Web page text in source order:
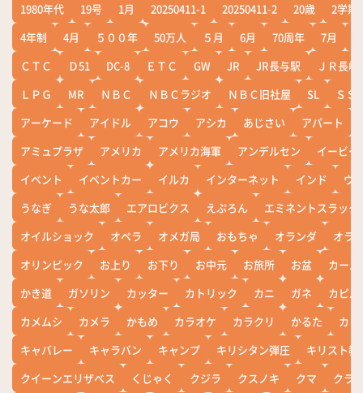
1980年代
19号 1月 20250411-1 20250411-2 20歳
2学期
4年制
4月 ５００年 50万人 ５月 6月 70周年 7月
ＣＴＣ
Ｄ51 DC-8 ＥＴＣ GW JR JR長与駅
ＪＲ長崎
ＬＰＧ
MR ＮＢＣ ＮＢＣラジオ ＮＢＣ旧社屋 SL
ＳＳ
アーケード
アイドル アコウ アシカ あじさい アパート
アミュプラザ
アメリカ アメリカ海軍 アンデルセン
イービー
イベント
イベントカー イルカ インターネット インド
ウ
うなぎ
うな太郎 エアロビクス えぷろん
エミネントスラック
オイルショック
オペラ オメガ局 おもちゃ オランダ
オラ
オリンピック
お上り お下り お中元 お旅所 お盆
カー
かき道
ガソリン カッター カトリック カニ ガネ
カピバ
カメムシ
カメラ かもめ カラオケ カラクリ かるた
カレ
キャバレー
キャラバン キャンプ キリシタン弾圧
キリスト教
クイーンエリザベス
くじゃく クジラ クスノキ クマ
クラ